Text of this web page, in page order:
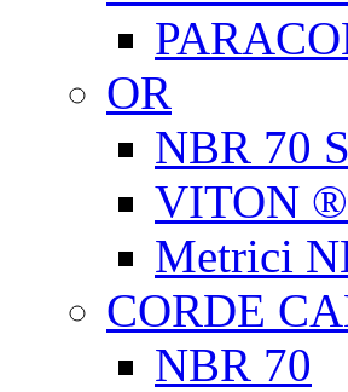
OR
NBR 70
VITON
Metrici
CORDE
NBR 70